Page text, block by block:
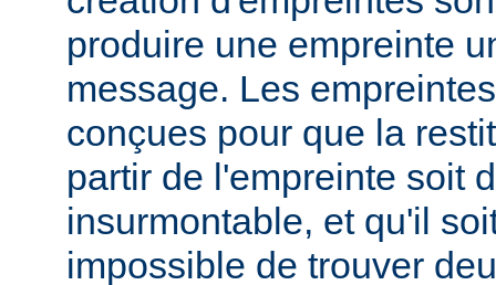
produire une empreinte
message. Les
conçues pour que la
partir de l'empreinte soit
insurmontable, et qu'il
impossible de trouver